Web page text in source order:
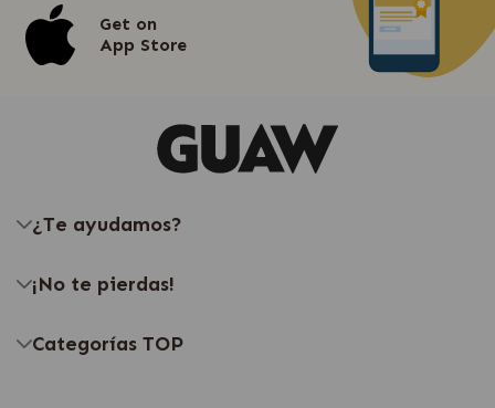
Get on
App Store
¿Te ayudamos?
¡No te pierdas!
Categorías TOP